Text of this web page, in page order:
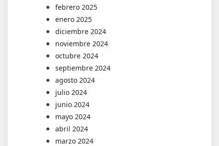
febrero 2025
enero 2025
diciembre 2024
noviembre 2024
octubre 2024
septiembre 2024
agosto 2024
julio 2024
junio 2024
mayo 2024
abril 2024
marzo 2024